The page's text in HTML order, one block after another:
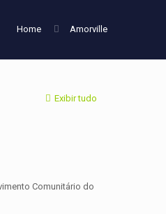
Home Amorville
Exibir tudo
Comunitário do